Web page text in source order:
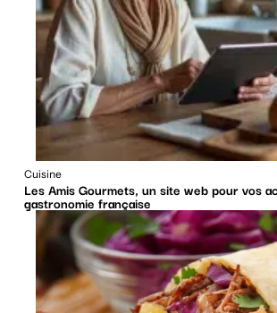
Cuisine
Les Amis Gourmets, un site web pour vos
gastronomie française